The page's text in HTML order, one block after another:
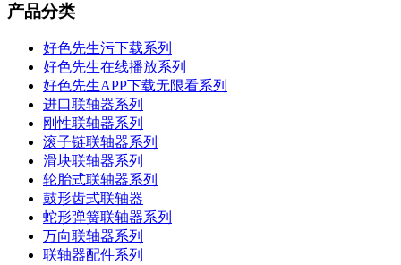
产品分类
好色先生污下载系列
好色先生在线播放系列
好色先生APP下载无限看系列
进口联轴器系列
刚性联轴器系列
滚子链联轴器系列
滑块联轴器系列
轮胎式联轴器系列
鼓形齿式联轴器
蛇形弹簧联轴器系列
万向联轴器系列
联轴器配件系列